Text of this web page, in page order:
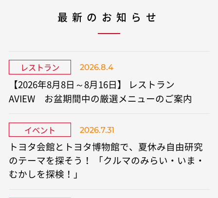
最新のお知らせ
レストラン 2026.8.4
【2026年8月8日～8月16日】 レストラン
AVIEW お盆期間中の厳選メニューのご案内
イベント 2026.7.31
トヨタ会館とトヨタ博物館で、夏休み自由研究
のテーマを探そう！ 「クルマのみらい・いま・
むかしを探検！」​